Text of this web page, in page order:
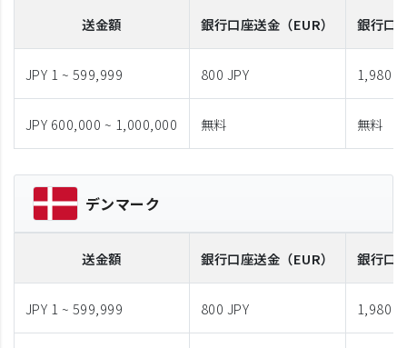
送金額 銀行口座送金 （EUR） 銀行口
JPY 1 ~ 599,999 800 JPY 1,980
JPY 600,000 ~ 1,000,000 無料 無料
デンマーク
送金額 銀行口座送金 （EUR） 銀行口
JPY 1 ~ 599,999 800 JPY 1,980